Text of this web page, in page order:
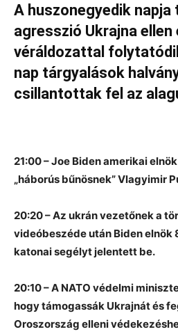
A huszonegyedik
agresszió Ukrajna ellen
véráldozattal
nap tárgyalások
csillantottak fel az
21:00 – Joe Biden amerikai
„háborús bűnösnek” Vlagyimir
20:20 – Az ukrán vezetőnek a
videóbeszéde után Biden elnök
katonai segélyt jelentett be.
20:10 – A NATO védelmi
hogy támogassák Ukrajnát és
Oroszország elleni